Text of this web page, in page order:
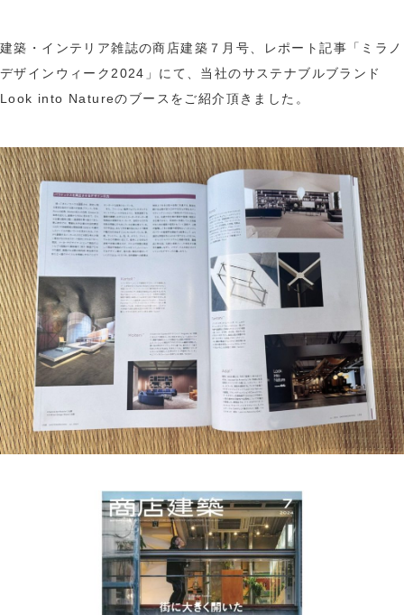
建築・インテリア雑誌の商店建築７月号、レポート記事「ミラノ
デザインウィーク2024」にて、当社のサステナブルブランド
Look into Natureのブースをご紹介頂きました。